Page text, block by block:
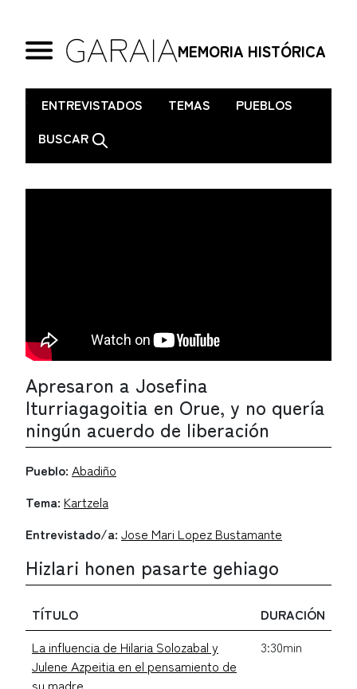
MEMORIA HISTÓRICA
. ENTREVISTADOS TEMAS
PUEBLOS
BUSCAR
Apresaron a Josefina
Iturriagagoitia en Orue, y no quería
ningún acuerdo de liberación
Pueblo: Abadiño
Tema: Kartzela
Entrevistado/a: Jose Mari Lopez Bustamante
Hizlari honen pasarte gehiago
TÍTULO
DURACIÓN
La influencia de Hilaria Solozabal y
Julene Azpeitia en el pensamiento de
su madre
3:30min